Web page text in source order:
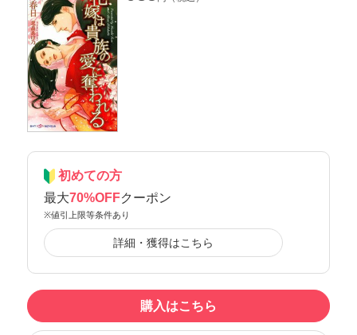
初めての方
最大70%OFFクーポン
※値引上限等条件あり
詳細・獲得はこちら
購入はこちら